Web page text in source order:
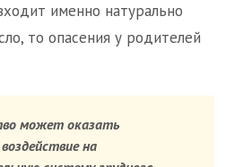
именно натурально
то опасения у родителей
может оказать
на